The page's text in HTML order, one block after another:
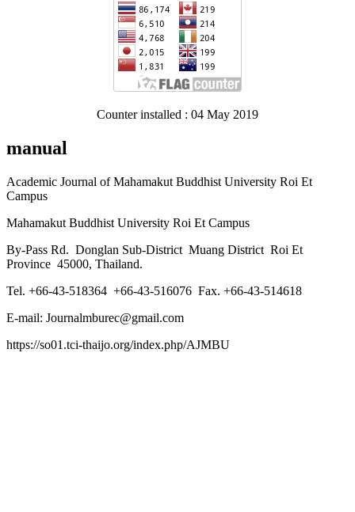
Counter installed : 04 May 2019
manual
Academic Journal of Mahamakut Buddhist University Roi Et
Campus
Mahamakut Buddhist University Roi Et Campus
By-Pass Rd. Donglan Sub-District Muang District Roi Et
Province 45000, Thailand.
Tel. +66-43-518364 +66-43-516076 Fax. +66-43-514618
E-mail: Journalmburec@gmail.com
https://so01.tci-thaijo.org/index.php/AJMBU